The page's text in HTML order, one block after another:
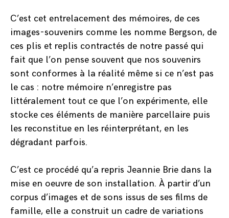
C’est cet entrelacement des mémoires, de ces
images-souvenirs comme les nomme Bergson, de
ces plis et replis contractés de notre passé qui
fait que l’on pense souvent que nos souvenirs
sont conformes à la réalité même si ce n’est pas
le cas : notre mémoire n’enregistre pas
littéralement tout ce que l’on expérimente, elle
stocke ces éléments de manière parcellaire puis
les reconstitue en les réinterprétant, en les
dégradant parfois.
C’est ce procédé qu’a repris Jeannie Brie dans la
mise en oeuvre de son installation. À partir d’un
corpus d’images et de sons issus de ses films de
famille, elle a construit un cadre de variations